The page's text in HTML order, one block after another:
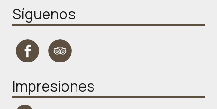
Síguenos
Impresiones